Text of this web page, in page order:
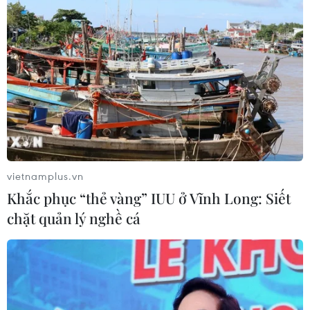
nộp bản trả lời đúng thời hạn quy định. Trong
trường hợp có đề nghị gia hạn trả lời bản câu
hỏi, Công ty cần gửi sớm trước 10 ngày để CBSA
xem xét giải quyết./.
(Vietnam+)
vietnamplus.vn
Khắc phục “thẻ vàng” IUU ở Vĩnh Long: Siết
chặt quản lý nghề cá